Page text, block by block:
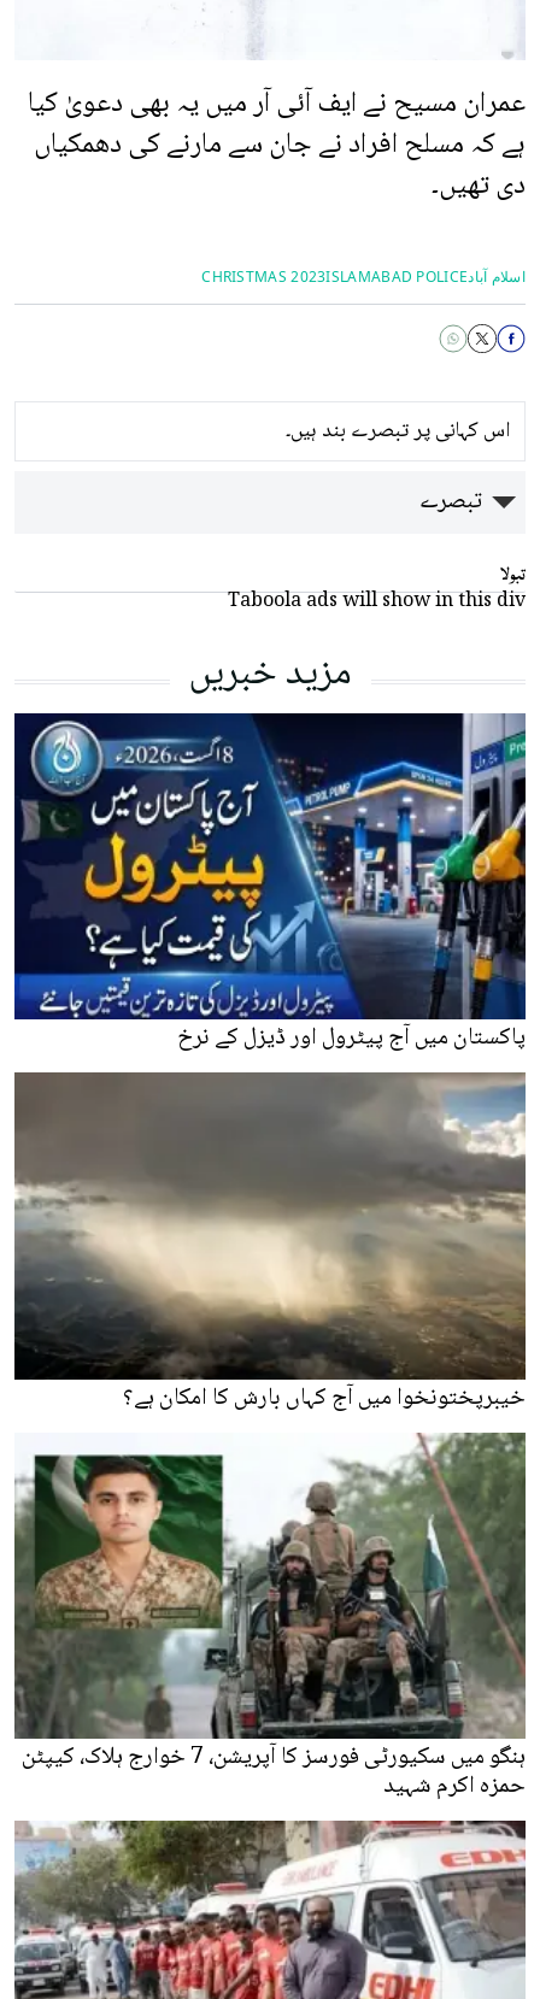
عمران مسیح نے ایف آئی آر میں یہ بھی دعویٰ کیا
ہے کہ مسلح افراد نے جان سے مارنے کی دھمکیاں
دی تھیں۔
اسلام آبادISLAMABAD POLICE
CHRISTMAS 2023
اس کہانی پر تبصرے بند ہیں۔
تبصرے
تبولا
Taboola ads will show in this div
مزید خبریں
پاکستان میں آج پیٹرول اور ڈیزل کے نرخ
خیبرپختونخوا میں آج کہاں بارش کا امکان ہے؟
ہنگو میں سکیورٹی فورسز کا آپریشن، 7 خوارج ہلاک، کیپٹن
حمزہ اکرم شہید